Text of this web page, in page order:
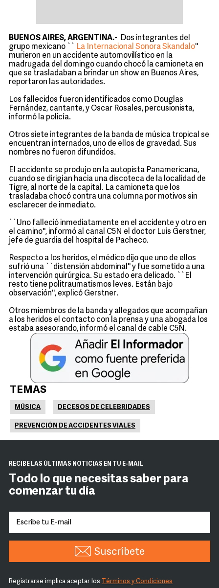
BUENOS AIRES, ARGENTINA.- Dos integrantes del
grupo mexicano ``
La Internacional Sonora Skandalo''
murieron en un accidente automovilístico en la
madrugada del domingo cuando chocó la camioneta en
que se trasladaban a brindar un show en Buenos Aires,
reportaron las autoridades.
Los fallecidos fueron identificados como Douglas
Fernández, cantante, y Oscar Rosales, percusionista,
informó la policía.
Otros siete integrantes de la banda de música tropical se
encuentran internados, uno de ellos de gravedad. Sus
nombres no fueron difundidos.
El accidente se produjo en la autopista Panamericana,
cuando se dirigían hacia una discoteca de la localidad de
Tigre, al norte de la capital. La camioneta que los
trasladaba chocó contra una columna por motivos sin
esclarecer de inmediato.
``Uno falleció inmediatamente en el accidente y otro en
el camino'', informó al canal C5N el doctor Luis Gerstner,
jefe de guardia del hospital de Pacheco.
Respecto a los heridos, el médico dijo que uno de ellos
sufrió una ``distensión abdominal'' y fue sometido a una
intervención quirúrgica. Su estado era delicado. ``El
resto tiene politraumatismos leves. Están bajo
observación'', explicó Gerstner.
Otros miembros de la banda y allegados que acompañan
a los heridos el contacto con la prensa y una abogada los
estaba asesorando, informó el canal de cable C5N.
TEMAS
MÚSICA DECESOS DE CELEBRIDADES
PREVENCIÓN DE ACCIDENTES VIALES
RECIBE LAS ÚLTIMAS NOTICIAS EN TU E-MAIL
Todo lo que necesitas saber para
comenzar tu día
Suscríbete
Registrarse implica aceptar los Términos y Condiciones